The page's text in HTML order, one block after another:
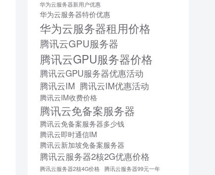
华为云服务器新用户优惠
华为云服务器特价优惠
华为云服务器租用价格
腾讯云GPU服务器
腾讯云GPU服务器价格
腾讯云GPU服务器优惠活动
腾讯云IM 腾讯云IM优惠活动
腾讯云IM收费价格
腾讯云免备案服务器
腾讯云免备案服务器多少钱
腾讯云即时通信IM
腾讯云新加坡免备案服务器
腾讯云服务器2核2G优惠价格
腾讯云服务器2核4G价格
腾讯云服务器99元一年